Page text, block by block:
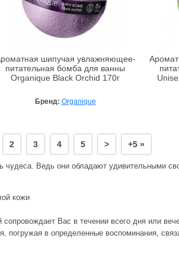
шипучая увлажняющее-
питательная бомба для ванны
Organique Black Orchid 170г
Бренд: Organique
2 3 4 5 > +5 »
чудеса. Ведь они обладают удивительными
кожи
Вас в течении всего дня или
погружая в определенные воспоминания,